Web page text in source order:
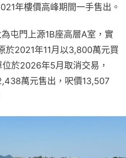
年樓價高峰期間一手售出。
屯門上源1B座高層A室，實
於2021年11月以3,800萬元買
於2026年5月取消交易，
萬元售出，呎價13,507